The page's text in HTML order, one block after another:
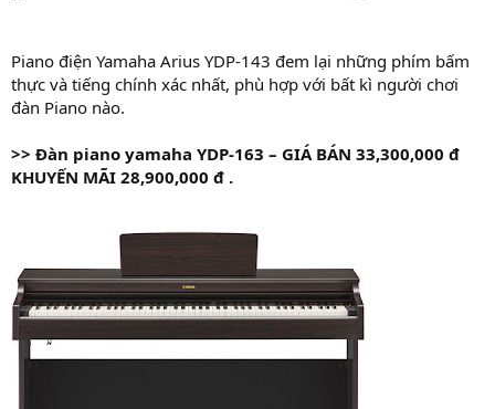
Piano điện Yamaha Arius YDP-143 đem lại những phím bấm
thực và tiếng chính xác nhất, phù hợp với bất kì người chơi
đàn Piano nào.
>> Đàn piano yamaha YDP-163 – GIÁ BÁN 33,300,000 đ
KHUYẾN MÃI 28,900,000 đ .